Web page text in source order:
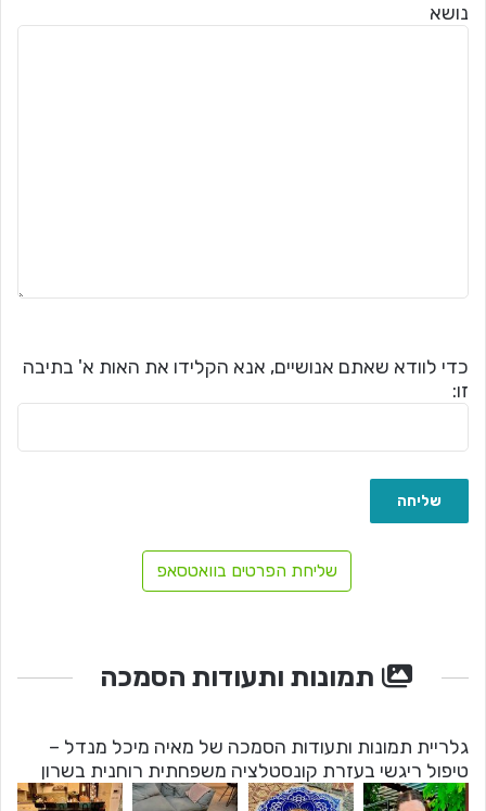
נושא
כדי לוודא שאתם אנושיים, אנא הקלידו את האות א' בתיבה
זו:
שליחת הפרטים בוואטסאפ
תמונות ותעודות הסמכה
גלריית תמונות ותעודות הסמכה של מאיה מיכל מנדל –
טיפול ריגשי בעזרת קונסטלציה משפחתית רוחנית בשרון